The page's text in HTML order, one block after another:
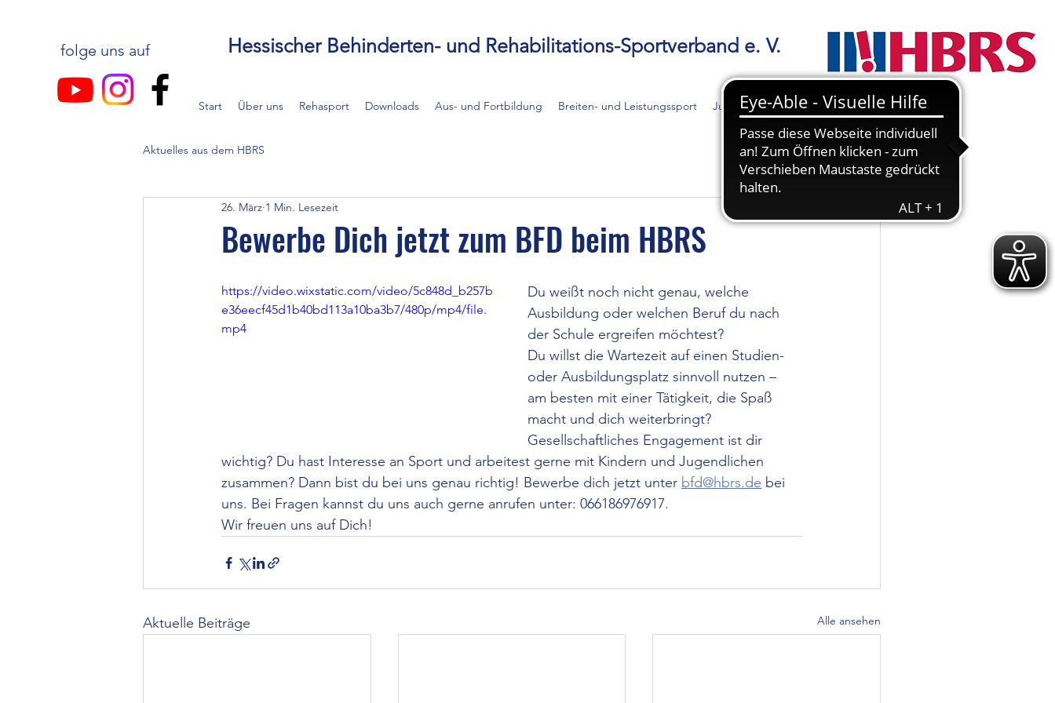
folge uns auf Hessischer Behinderten- und Rehabilitations-Sportverband e. V.
Start Über uns Rehasport Downloads Aus- und Fortbildung Breiten- und Leistungssport Jugend Inklusion More
Aktuelles aus dem HBRS
Bewerbe Dich jetzt zum BFD beim HBRS
26. März 1 Min. Lesezeit
https://video.wixstatic.com/video/5c848d_b257b
e36eecf45d1b40bd113a10ba3b7/480p/mp4/file.
mp4
Du weißt noch nicht genau, welche
Ausbildung oder welchen Beruf du nach
der Schule ergreifen möchtest?
Du willst die Wartezeit auf einen Studien-
oder Ausbildungsplatz sinnvoll nutzen –
am besten mit einer Tätigkeit, die Spaß
macht und dich weiterbringt?
Gesellschaftliches Engagement ist dir
wichtig? Du hast Interesse an Sport und arbeitest gerne mit Kindern und Jugendlichen
zusammen? Dann bist du bei uns genau richtig! Bewerbe dich jetzt unter bfd@hbrs.de bei
uns. Bei Fragen kannst du uns auch gerne anrufen unter: 066186976917.
Wir freuen uns auf Dich!
Aktuelle Beiträge Alle ansehen